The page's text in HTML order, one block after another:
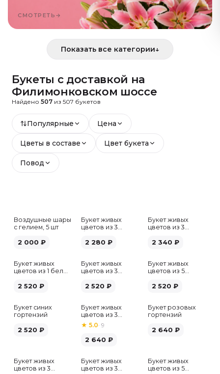
СМОТРЕТЬ →
Показать все категории↓
Букеты с доставкой на
Филимонковском шоссе
Найдено 507 из 507 букетов
Популярные Цена
Цветы в составе Цвет букета
Повод
Воздушные шары
с гелием, 5 шт
2 000 ₽
Букет живых
цветов из 3
2 280 ₽
Букет живых
цветов из 3
2 340 ₽
Букет живых
цветов из 1 белой
2 520 ₽
Букет живых
цветов из 3
2 520 ₽
Букет живых
цветов из 5
микс
2 520 ₽
Букет синих
гортензий
2 520 ₽
Букет живых
цветов из 3
розовых пионов
★ 5.0· 9
2 640 ₽
Букет розовых
гортензий
2 640 ₽
Букет живых
цветов из 3
Букет живых
цветов из 3
Хит
Букет живых
цветов из 5